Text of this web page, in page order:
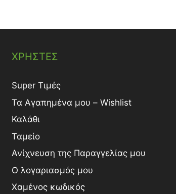
ΧΡΗΣΤΕΣ
Super Τιμές
Τα Αγαπημένα μου – Wishlist
Καλάθι
Ταμείο
Ανίχνευση της Παραγγελίας μου
Ο λογαριασμός μου
Χαμένος κωδικός